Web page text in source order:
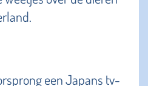
een Japans tv-